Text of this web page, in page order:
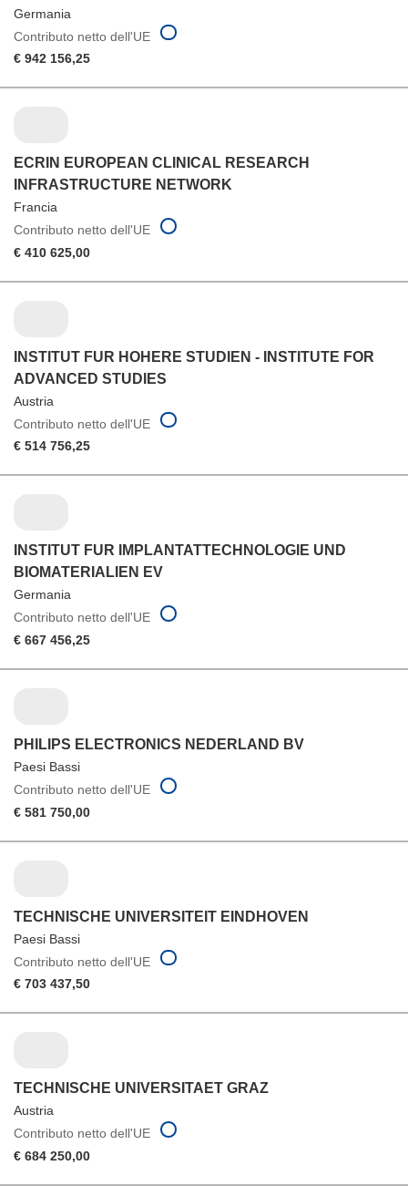
Germania
Contributo netto dell'UE
€ 942 156,25
ECRIN EUROPEAN CLINICAL RESEARCH
INFRASTRUCTURE NETWORK
Francia
Contributo netto dell'UE
€ 410 625,00
INSTITUT FUR HOHERE STUDIEN - INSTITUTE FOR
ADVANCED STUDIES
Austria
Contributo netto dell'UE
€ 514 756,25
INSTITUT FUR IMPLANTATTECHNOLOGIE UND
BIOMATERIALIEN EV
Germania
Contributo netto dell'UE
€ 667 456,25
PHILIPS ELECTRONICS NEDERLAND BV
Paesi Bassi
Contributo netto dell'UE
€ 581 750,00
TECHNISCHE UNIVERSITEIT EINDHOVEN
Paesi Bassi
Contributo netto dell'UE
€ 703 437,50
TECHNISCHE UNIVERSITAET GRAZ
Austria
Contributo netto dell'UE
€ 684 250,00